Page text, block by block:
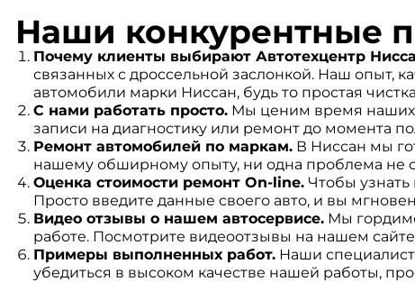
Наши конкурентные
Почему клиенты выбирают Автотехцентр
связанных с дроссельной заслонкой. Наш опыт,
автомобили марки Ниссан, будь то простая
С нами работать просто.Мы ценим время наших
записи на диагностику или ремонт до момента
Ремонт автомобилей по маркам.В Ниссан мы
нашему обширному опыту, ни одна проблема не
Оценка стоимости ремонт On-line.Чтобы узнать
Просто введите данные своего авто, и вы
Видео отзывы о нашем автосервисе.Мы
работе. Посмотрите видеоотзывы на нашем
Примеры выполненных работ.Наши
убедиться в высоком качестве нашей работы,